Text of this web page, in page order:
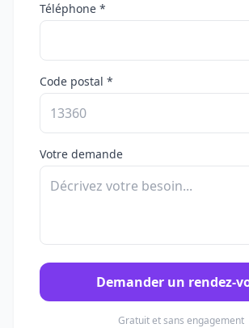
Téléphone *
Code postal *
Votre demande
Demander un rendez-
Gratuit et sans engagement